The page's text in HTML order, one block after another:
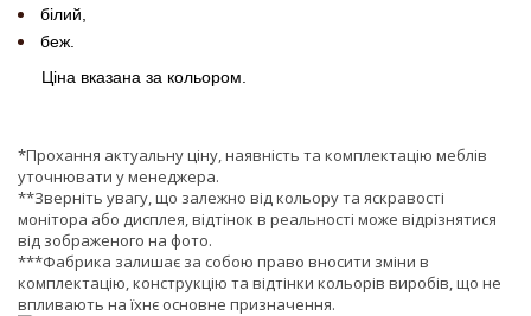
білий,
беж.
Ціна вказана за кольором.
*Прохання актуальну ціну, наявність та комплектацію меблів
уточнювати у менеджера.
**Зверніть увагу, що залежно від кольору та яскравості
монітора або дисплея, відтінок в реальності може відрізнятися
від зображеного на фото.
***Фабрика залишає за собою право вносити зміни в
комплектацію, конструкцію та відтінки кольорів виробів, що не
впливають на їхнє основне призначення.